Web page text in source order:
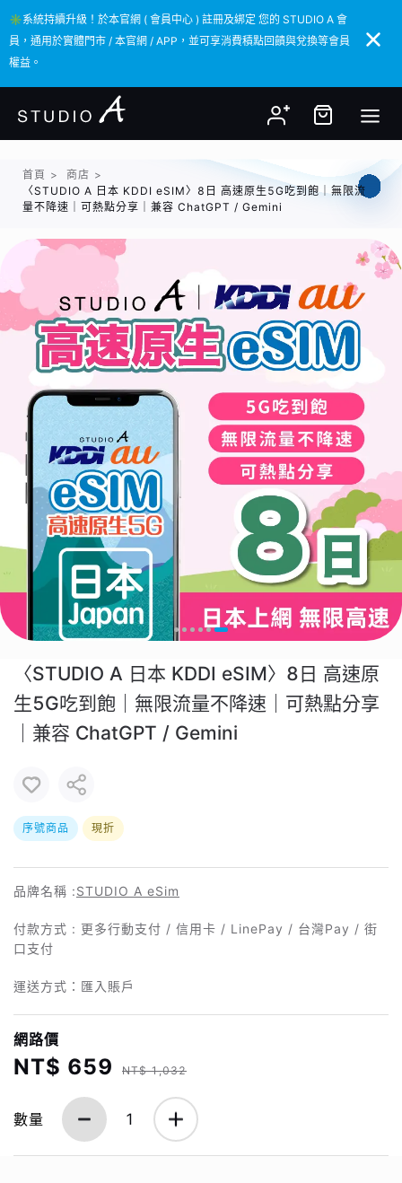
✳️系統持續升級！於本官網 ( 會員中心 ) 註冊及綁定 您的 STUDIO A 會
員，通用於實體門市 / 本官網 / APP，並可享消費積點回饋與兌換等會員
權益。
✳️系統持續升級！於本官網 ( 會員中心 ) 註冊及綁定 您的 STUDIO A 會
員，通用於實體門市 / 本官網 / APP，並可享消費積點回饋與兌換等會員
權益。
首頁 > 商店 >
〈STUDIO A 日本 KDDI eSIM〉8日 高速原生5G吃到飽｜無限流
量不降速｜可熱點分享｜兼容 ChatGPT / Gemini
〈STUDIO A 日本 KDDI eSIM〉8日 高速原
生5G吃到飽｜無限流量不降速｜可熱點分享
｜兼容 ChatGPT / Gemini
序號商品 現折
品牌名稱 :STUDIO A eSim
付款方式 : 更多行動支付 / 信用卡 / LinePay / 台灣Pay / 街
口支付
運送方式：匯入賬戶
網路價
NT$ 659 NT$ 1,032
數量 1